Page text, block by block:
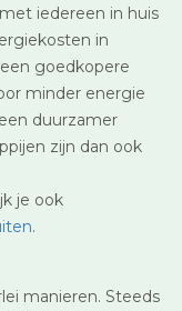
iedereen in huis
in
goedkopere
minder energie
duurzamer
zijn dan ook
je ook
.
manieren. Steeds